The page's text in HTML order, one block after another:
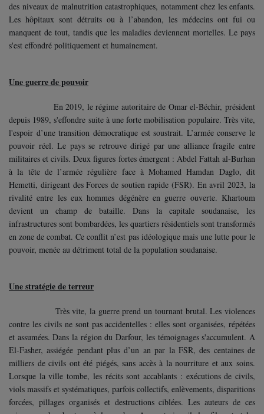
des niveaux de malnutrition catastrophiques, notamment chez les enfants.
Les hôpitaux sont détruits ou à l’abandon, les médecins ont fui ou
manquent de tout, tandis que les maladies deviennent mortelles. Le pays
s'est effondré politiquement et humainement.
Une guerre de pouvoir
En 2019, le régime autoritaire de Omar el-Béchir, président
depuis 1989, s'effondre suite à une forte mobilisation populaire. Très vite,
l'espoir d’une transition démocratique est soustrait. L’armée conserve le
pouvoir réel. Le pays se retrouve dirigé par une alliance fragile entre
militaires et civils. Deux figures fortes émergent : Abdel Fattah al-Burhan
à la tête de l’armée régulière face à Mohamed Hamdan Daglo, dit
Hemetti, dirigeant des Forces de soutien rapide (FSR). En avril 2023, la
rivalité entre les eux hommes dégénère en guerre ouverte. Khartoum
devient un champ de bataille. Dans la capitale soudanaise, les
infrastructures sont bombardées, les quartiers résidentiels sont transformés
en zone de combat. Ce conflit n’est pas idéologique mais une lutte pour le
pouvoir, menée au détriment total de la population soudanaise.
Une stratégie de terreur
Très vite, la guerre prend un tournant brutal. Les violences
contre les civils ne sont pas accidentelles : elles sont organisées, répétées
et assumées. Dans la région du Darfour, les témoignages s'accumulent. A
El-Fasher, assiégée pendant plus d’un an par la FSR, des centaines de
milliers de civils ont été piégés, sans accès à la nourriture et aux soins.
Lorsque la ville tombe, les récits sont accablants : exécutions de civils,
viols massifs et systématiques, parfois collectifs, enlèvements, disparitions
forcées, pillages organisés et destructions ciblées. Les auteurs de ces